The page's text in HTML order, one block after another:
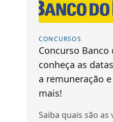
CONCURSOS
Concurso Banco
conheça as
a remuneração
mais!
Saiba quais são as